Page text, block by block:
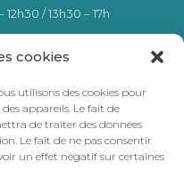
cookies
utilisons des cookies pour
appareils. Le fait de
de traiter des données
Le fait de ne pas consentir
un effet négatif sur certaines
12h30 / 13h30 – 17h
(24h/24) :